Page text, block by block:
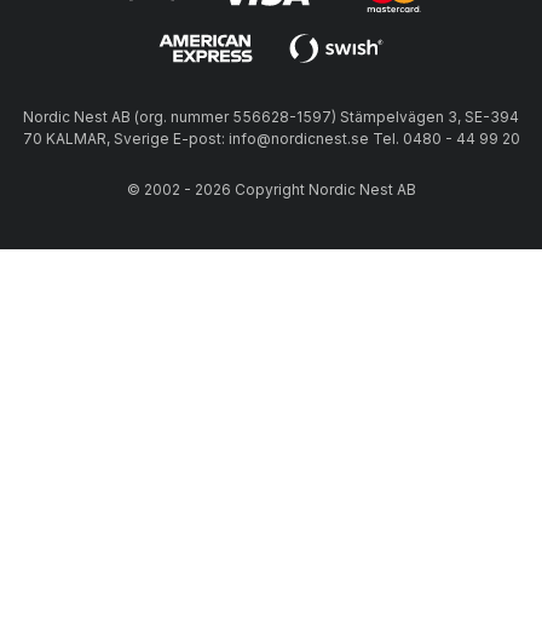
Nordic Nest AB (org. nummer 556628-1597) Stämpelvägen 3, SE-394
70 KALMAR, Sverige E-post: info@nordicnest.se Tel. 0480 - 44 99 20
© 2002 - 2026 Copyright Nordic Nest AB